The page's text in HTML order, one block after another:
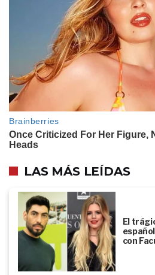
LAS MÁS LEÍDAS
El
con